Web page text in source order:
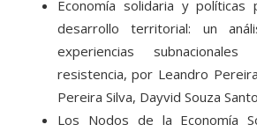
Economía solidaria y políticas
desarrollo territorial: un
experiencias
resistencia, por Leandro
Pereira Silva, Dayvid Souza
Los Nodos de la Economía